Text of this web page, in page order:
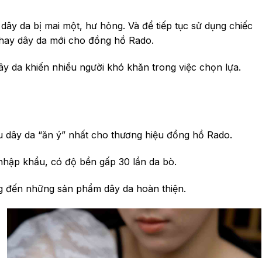
da bị mai một, hư hỏng. Và để tiếp tục sử dụng chiếc
dây da mới cho đồng hồ Rado.
da khiến nhiều người khó khăn trong việc chọn lựa.
da “ăn ý” nhất cho thương hiệu đồng hồ Rado.
khẩu, có độ bền gấp 30 lần da bò.
những sản phẩm dây da hoàn thiện.